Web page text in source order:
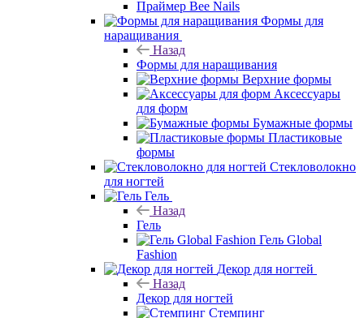
Праймер Bee Nails
Формы для
наращивания
Назад
Формы для наращивания
Верхние формы
Аксессуары
для форм
Бумажные формы
Пластиковые
формы
Стекловолокно
для ногтей
Гель
Назад
Гель
Гель Global
Fashion
Декор для ногтей
Назад
Декор для ногтей
Стемпинг